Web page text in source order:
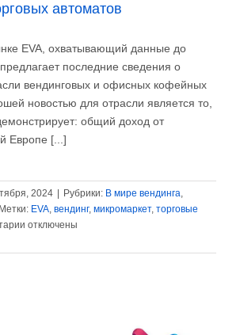
автоматов
EVA, охватывающий данные до
последние сведения о
вендинговых и офисных кофейных
новостью для отрасли является то,
общий доход от
Европе [...]
2024 Рубрики: В мире вендинга,
Метки: EVA, вендинг, микромаркет, торговые
к
Новый
отключены